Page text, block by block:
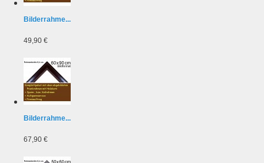
Bilderrahme...
49,90 €
Bilderrahme...
67,90 €